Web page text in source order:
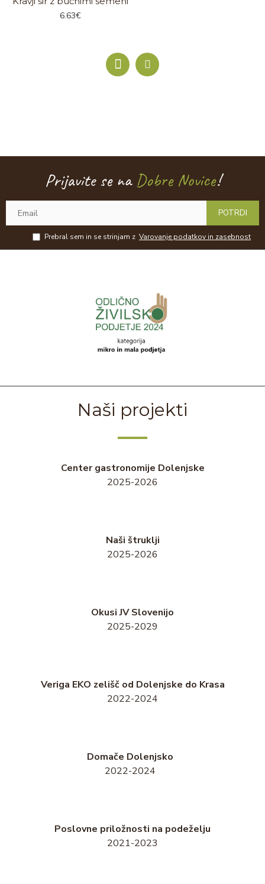
6.63€
Prijavite se naDobre Novice!
POTRDI
Prebral sem in se strinjam z Varovanje podatkov in zasebnost
Naši projekti
Center gastronomije Dolenjske
2025-2026
Naši štruklji
2025-2026
Okusi JV Slovenijo
2025-2029
Veriga EKO zelišč od Dolenjske do Krasa
2022-2024
Domače Dolenjsko
2022-2024
Poslovne priložnosti na podeželju
2021-2023